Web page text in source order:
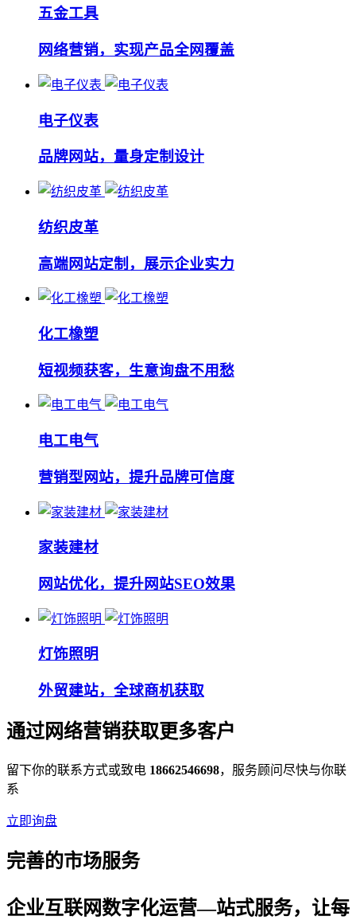
五金工具
网络营销，实现产品全网覆盖
电子仪表
品牌网站，量身定制设计
纺织皮革
高端网站定制，展示企业实力
化工橡塑
短视频获客，生意询盘不用愁
电工电气
营销型网站，提升品牌可信度
家装建材
网站优化，提升网站SEO效果
灯饰照明
外贸建站，全球商机获取
通过网络营销获取更多客户
留下你的联系方式或致电 18662546698，服务顾问尽快与你联
系
立即询盘
完善的市场服务
企业互联网数字化运营—站式服务，让每